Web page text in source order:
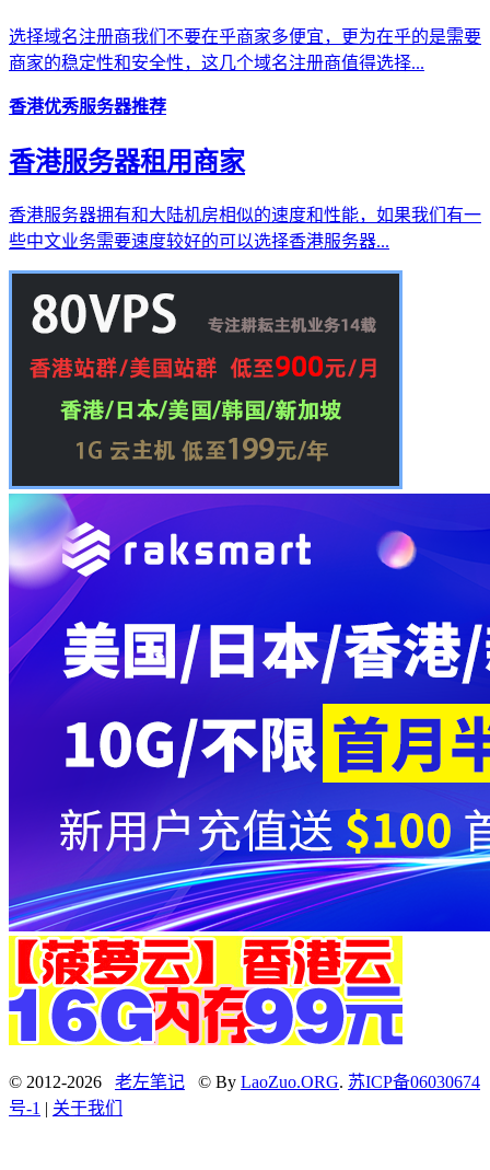
选择域名注册商我们不要在乎商家多便宜，更为在乎的是需要
商家的稳定性和安全性，这几个域名注册商值得选择...
香港优秀服务器推荐
香港服务器租用商家
香港服务器拥有和大陆机房相似的速度和性能，如果我们有一
些中文业务需要速度较好的可以选择香港服务器...
© 2012-2026 老左笔记 © By LaoZuo.ORG. 苏ICP备06030674
号-1 | 关于我们